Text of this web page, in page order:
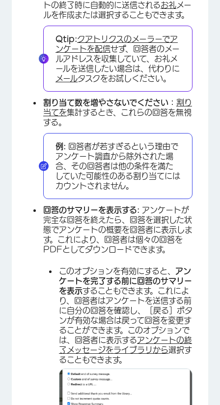
トの終了時に自動的に送信されるお礼 メー
ルを作成または選択することもできます。
Qtip:クアトリクスのメーラーでア
ンケートを配信せず、回答者のメー
ルアドレスを収集していて、お礼メ
ールを送信したい場合は、代わりに
メールタスクをお試しください。
割り当て数を増やさないでください： 割り
当てを集計するとき、これらの回答を無視
する。
例: 回答者が若すぎるという理由で
アンケート調査から除外された場
合、その回答者は他の条件を満た
していた可能性のある割り当てには
カウントされません。
回答のサマリーを表示する: アンケートが
完全な回答を終えたら、回答を選択した状
態でアンケートの概要を回答者に表示しま
す。これにより、回答者は個々の回答を
PDFとしてダウンロードできます。
このオプションを有効にすると、 アン
ケートを完了する前に回答のサマリー
を表示することもできます。これによ
り、回答者はアンケートを送信する前
に自分の回答を確認し、［戻る］ボタ
ンが有効な場合は戻って回答を変更す
ることができます。このオプションで
は、回答者に表示するアンケートの終
了メッセージをライブラリから選択す
ることもできます。